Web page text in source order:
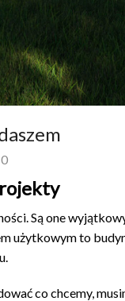
0
Są one
użytkowym to
co chcemy,